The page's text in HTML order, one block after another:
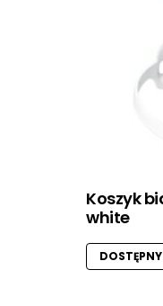
Koszyk
white